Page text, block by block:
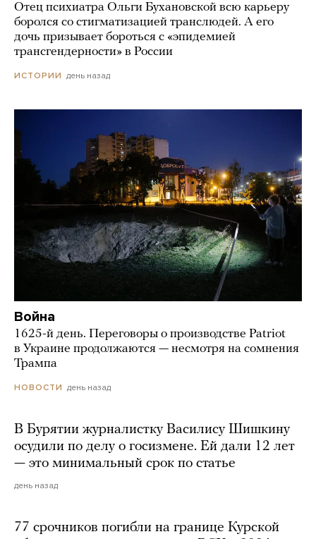
Отец психиатра Ольги Бухановской всю карьеру
боролся со стигматизацией транслюдей. А его
дочь призывает бороться с «эпидемией
трансгендерности» в России
ИСТОРИИ день назад
Война
1625-й день. Переговоры о производстве Patriot
в Украине продолжаются — несмотря на сомнения
Трампа
НОВОСТИ день назад
В Бурятии журналистку Василису Шишкину
осудили по делу о госизмене. Ей дали 12 лет
— это минимальный срок по статье
день назад
77 срочников погибли на границе Курской